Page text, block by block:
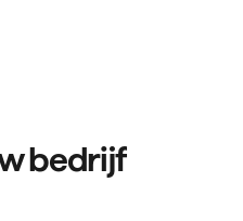
bedrijf